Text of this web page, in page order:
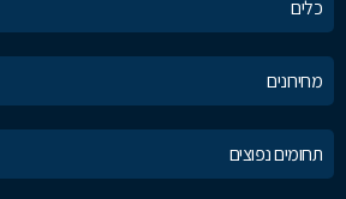
כלים
מחירונים
תחומים נפוצים